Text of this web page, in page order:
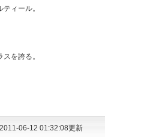
ィール。
を誇る。
2011-06-12 01:32:08更新